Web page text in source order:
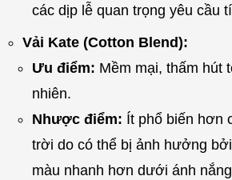
các dịp lễ quan trọng yêu cầu
Vải Kate (Cotton Blend):
Ưu điểm: Mềm mại, thấm hút
nhiên.
Nhược điểm: Ít phổ biến hơn
trời do có thể bị ảnh hưởng
màu nhanh hơn dưới ánh